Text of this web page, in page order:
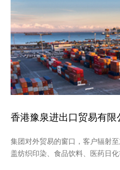
香港豫泉进出口贸易有限
集团对外贸易的窗口，客户辐射
盖纺织印染、食品饮料、医药日化